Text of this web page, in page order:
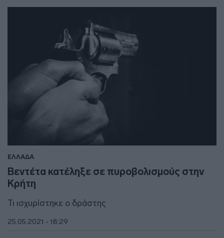
ΕΛΛΑΔΑ
Βεντέτα κατέληξε σε πυροβολισμούς στην
Κρήτη
Τι ισχυρίστηκε ο δράστης
25.05.2021 - 18:29